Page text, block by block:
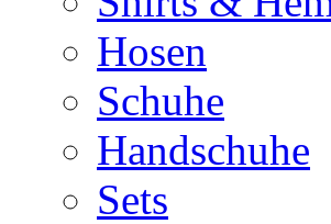
Hosen
Schuhe
Handschuhe
Sets